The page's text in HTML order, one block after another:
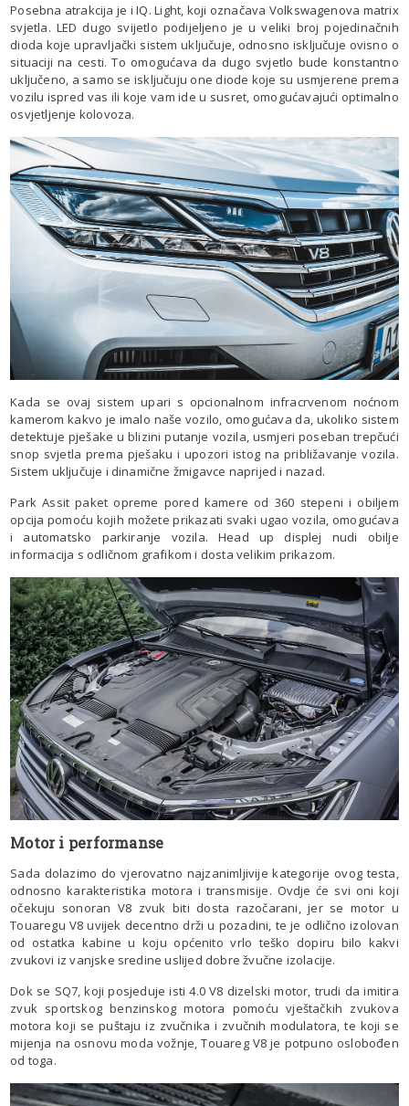
Posebna atrakcija je i IQ. Light, koji označava Volkswagenova matrix
svjetla. LED dugo svijetlo podijeljeno je u veliki broj pojedinačnih
dioda koje upravljački sistem uključuje, odnosno isključuje ovisno o
situaciji na cesti. To omogućava da dugo svjetlo bude konstantno
uključeno, a samo se isključuju one diode koje su usmjerene prema
vozilu ispred vas ili koje vam ide u susret, omogućavajući optimalno
osvjetljenje kolovoza.
Kada se ovaj sistem upari s opcionalnom infracrvenom noćnom
kamerom kakvo je imalo naše vozilo, omogućava da, ukoliko sistem
detektuje pješake u blizini putanje vozila, usmjeri poseban trepčući
snop svjetla prema pješaku i upozori istog na približavanje vozila.
Sistem uključuje i dinamične žmigavce naprijed i nazad.
Park Assit paket opreme pored kamere od 360 stepeni i obiljem
opcija pomoću kojih možete prikazati svaki ugao vozila, omogućava
i automatsko parkiranje vozila. Head up displej nudi obilje
informacija s odličnom grafikom i dosta velikim prikazom.
Motor i performanse
Sada dolazimo do vjerovatno najzanimljivije kategorije ovog testa,
odnosno karakteristika motora i transmisije. Ovdje će svi oni koji
očekuju sonoran V8 zvuk biti dosta razočarani, jer se motor u
Touaregu V8 uvijek decentno drži u pozadini, te je odlično izolovan
od ostatka kabine u koju općenito vrlo teško dopiru bilo kakvi
zvukovi iz vanjske sredine uslijed dobre žvučne izolacije.
Dok se SQ7, koji posjeduje isti 4.0 V8 dizelski motor, trudi da imitira
zvuk sportskog benzinskog motora pomoću vještačkih zvukova
motora koji se puštaju iz zvučnika i zvučnih modulatora, te koji se
mijenja na osnovu moda vožnje, Touareg V8 je potpuno oslobođen
od toga.